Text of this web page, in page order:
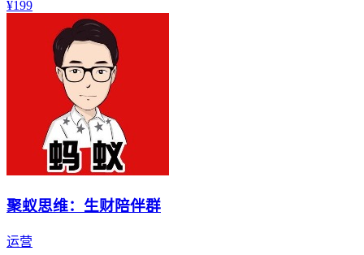
¥199
聚蚁思维：生财陪伴群
运营